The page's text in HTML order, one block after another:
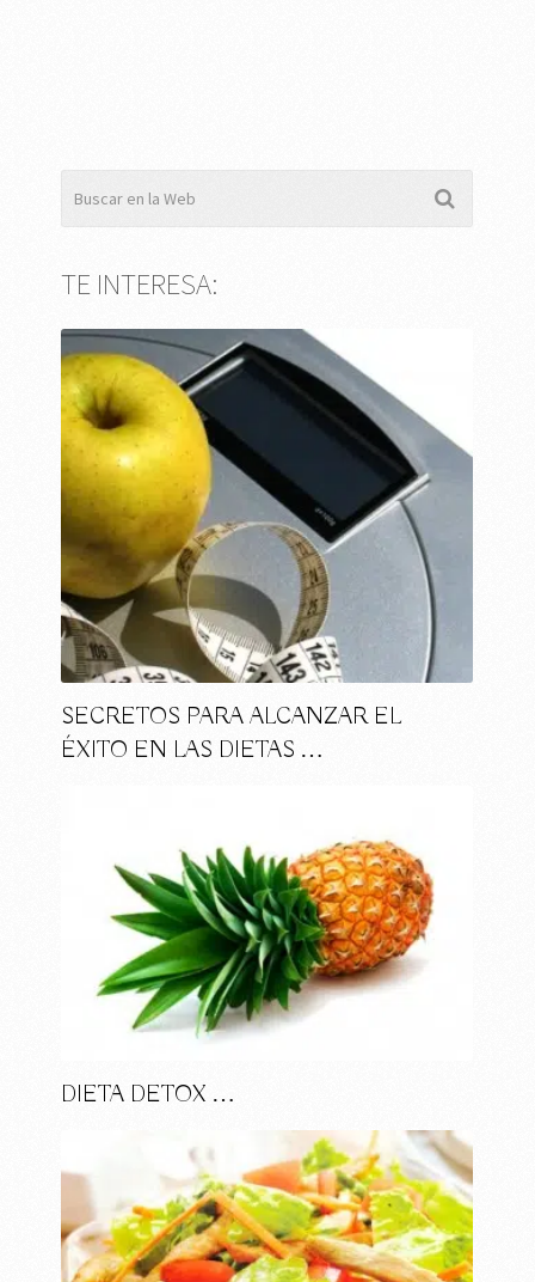
TE INTERESA:
SECRETOS PARA ALCANZAR EL
ÉXITO EN LAS DIETAS …
DIETA DETOX …